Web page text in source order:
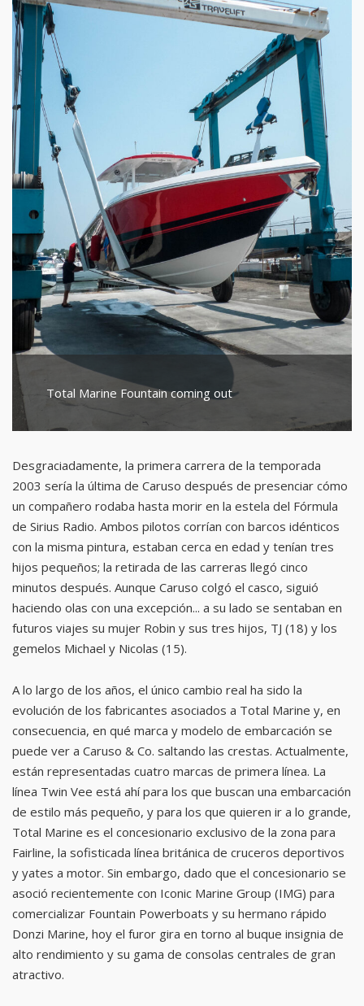
Total Marine Fountain coming out
Desgraciadamente, la primera carrera de la temporada
2003 sería la última de Caruso después de presenciar cómo
un compañero rodaba hasta morir en la estela del Fórmula
de Sirius Radio. Ambos pilotos corrían con barcos idénticos
con la misma pintura, estaban cerca en edad y tenían tres
hijos pequeños; la retirada de las carreras llegó cinco
minutos después. Aunque Caruso colgó el casco, siguió
haciendo olas con una excepción... a su lado se sentaban en
futuros viajes su mujer Robin y sus tres hijos, TJ (18) y los
gemelos Michael y Nicolas (15).
A lo largo de los años, el único cambio real ha sido la
evolución de los fabricantes asociados a Total Marine y, en
consecuencia, en qué marca y modelo de embarcación se
puede ver a Caruso & Co. saltando las crestas. Actualmente,
están representadas cuatro marcas de primera línea. La
línea Twin Vee está ahí para los que buscan una embarcación
de estilo más pequeño, y para los que quieren ir a lo grande,
Total Marine es el concesionario exclusivo de la zona para
Fairline, la sofisticada línea británica de cruceros deportivos
y yates a motor. Sin embargo, dado que el concesionario se
asoció recientemente con Iconic Marine Group (IMG) para
comercializar Fountain Powerboats y su hermano rápido
Donzi Marine, hoy el furor gira en torno al buque insignia de
alto rendimiento y su gama de consolas centrales de gran
atractivo.